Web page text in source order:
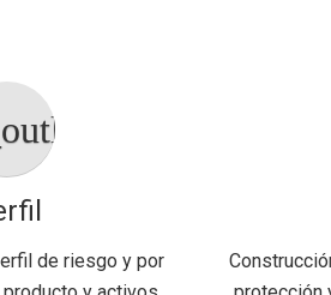
de riesgo y por